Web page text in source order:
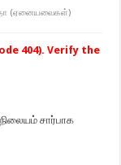
(ஏனையவைகள்)
404). Verify the
சார்பாக